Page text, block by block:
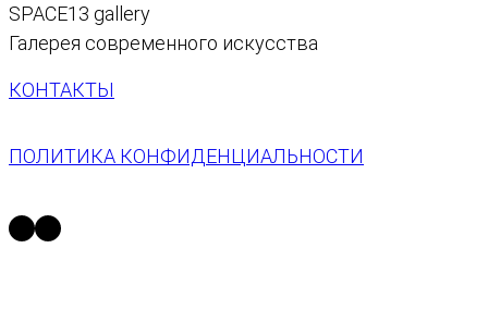
SPACE13 gallery
Галерея современного искусства
КОНТАКТЫ
ПОЛИТИКА КОНФИДЕНЦИАЛЬНОСТИ
https://t.me/space13_gallery
https://vk.com/space13gallery